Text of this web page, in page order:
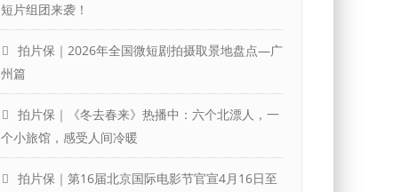
短片组团来袭！
拍片保｜2026年全国微短剧拍摄取景地盘点—广
州篇
拍片保｜《冬去春来》热播中：六个北漂人，一
个小旅馆，感受人间冷暖
拍片保｜第16届北京国际电影节官宣4月16日至